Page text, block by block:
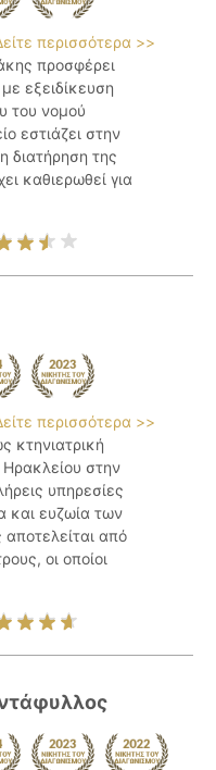
περισσότερα >>
προσφέρει
εξειδίκευση
του νομού
εστιάζει στην
διατήρηση της
καθιερωθεί για
περισσότερα >>
κτηνιατρική
στην
υπηρεσίες
και ευζωία των
από
οι οποίοι